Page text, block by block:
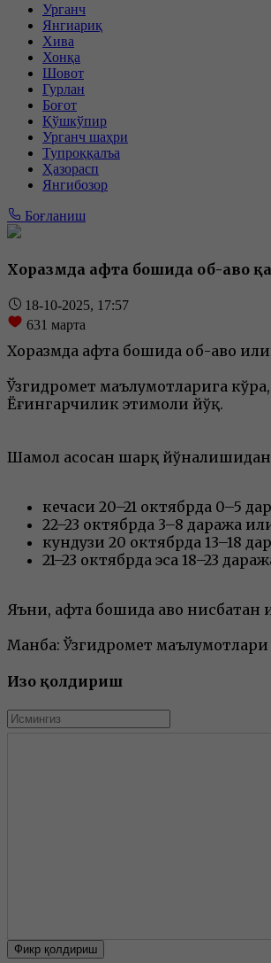
Урганч
Янгиариқ
Хива
Хонқа
Шовот
Гурлан
Боғот
Қўшкўпир
Урганч шаҳри
Тупроққалъа
Ҳазорасп
Янгибозор
Боғланиш
Хоразмда ҳафта бошида об-ҳаво
18-10-2025, 17:57
631 марта
Хоразмда ҳафта бошида об-ҳаво
Ўзгидромет маълумотларига
Ёғингарчилик эҳтимоли йўқ.
Шамол асосан шарқ йўналишидан
кечаси 20–21 октябрда 0–5
22–23 октябрда 3–8 даража
кундузи 20 октябрда 13–18
21–23 октябрда эса 18–23
Яъни, ҳафта бошида ҳаво нисбатан
Манба: Ўзгидромет маълумотлари
Изоҳ қолдириш
Фикр қолдириш